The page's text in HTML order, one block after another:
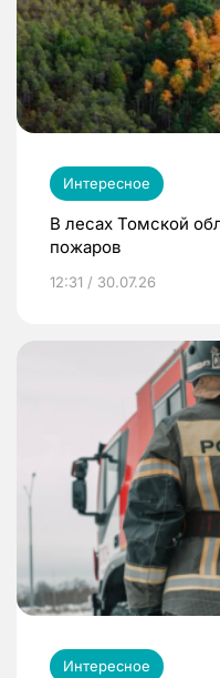
Интересное
В лесах Томской
пожаров
12:31 / 30.07.26
Интересное